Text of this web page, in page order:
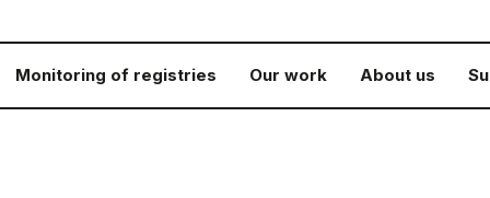
Monitoring of registries Our work About us